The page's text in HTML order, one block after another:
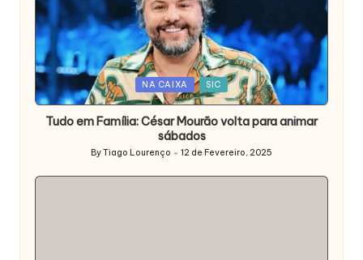
Posted
in
NA CAIXA SIC
Tudo em Família: César Mourão volta para animar
sábados
Posted
by
ByTiago Lourenço 12 de Fevereiro, 2025